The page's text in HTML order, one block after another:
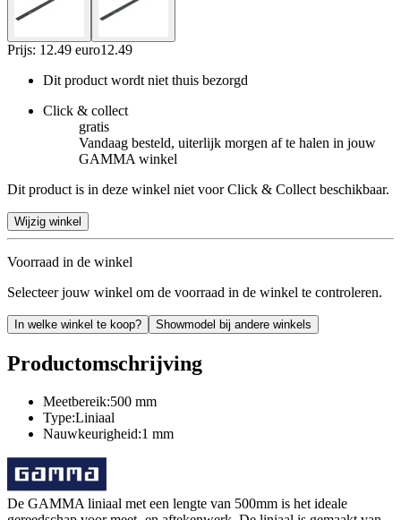
Prijs: 12.49 euro12.49
Dit product wordt niet thuis bezorgd
Click & collect
gratis
Vandaag besteld, uiterlijk morgen af te halen in jouw
GAMMA winkel
Dit product is in deze winkel niet voor Click & Collect beschikbaar.
Wijzig winkel
Voorraad in de winkel
Selecteer jouw winkel om de voorraad in de winkel te controleren.
In welke winkel te koop? Showmodel bij andere winkels
Productomschrijving
Meetbereik:500 mm
Type:Liniaal
Nauwkeurigheid:1 mm
De GAMMA liniaal met een lengte van 500mm is het ideale